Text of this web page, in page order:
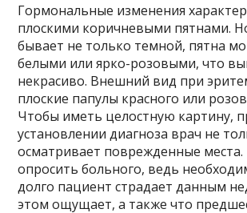
Гормональные изменения
плоскими коричневыми пятнами.
бывает не только темной, пятна
белыми или ярко-розовыми, что
некрасиво. Внешний вид при
плоские папулы красного или
Чтобы иметь целостную картину,
установлении диагноза врач не
осматривает поврежденные
опросить больного, ведь
долго пациент страдает данным
этом ощущает, а также что